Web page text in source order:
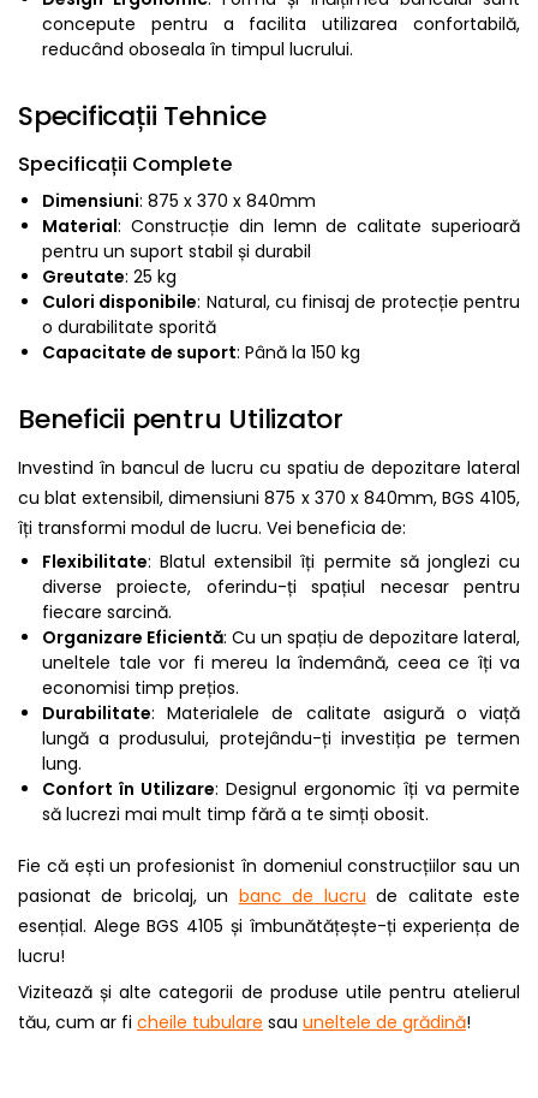
concepute pentru a facilita utilizarea confortabilă,
reducând oboseala în timpul lucrului.
Specificații Tehnice
Specificații Complete
Dimensiuni: 875 x 370 x 840mm
Material: Construcție din lemn de calitate superioară
pentru un suport stabil și durabil
Greutate: 25 kg
Culori disponibile: Natural, cu finisaj de protecție pentru
o durabilitate sporită
Capacitate de suport: Până la 150 kg
Beneficii pentru Utilizator
Investind în bancul de lucru cu spatiu de depozitare lateral
cu blat extensibil, dimensiuni 875 x 370 x 840mm, BGS 4105,
îți transformi modul de lucru. Vei beneficia de:
Flexibilitate: Blatul extensibil îți permite să jonglezi cu
diverse proiecte, oferindu-ți spațiul necesar pentru
fiecare sarcină.
Organizare Eficientă: Cu un spațiu de depozitare lateral,
uneltele tale vor fi mereu la îndemână, ceea ce îți va
economisi timp prețios.
Durabilitate: Materialele de calitate asigură o viață
lungă a produsului, protejându-ți investiția pe termen
lung.
Confort în Utilizare: Designul ergonomic îți va permite
să lucrezi mai mult timp fără a te simți obosit.
Fie că ești un profesionist în domeniul construcțiilor sau un
pasionat de bricolaj, un banc de lucru de calitate este
esențial. Alege BGS 4105 și îmbunătățește-ți experiența de
lucru!
Vizitează și alte categorii de produse utile pentru atelierul
tău, cum ar fi cheile tubulare sau uneltele de grădină!